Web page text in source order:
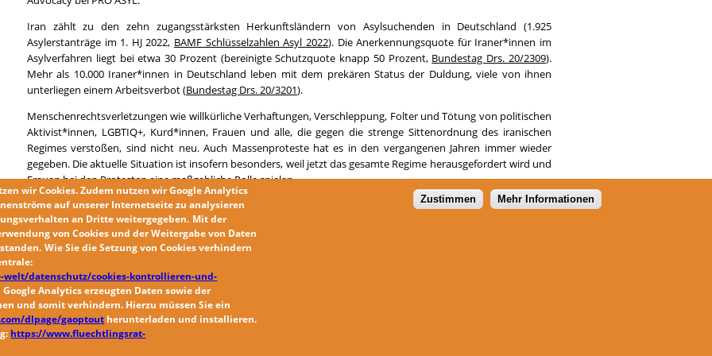
Iran zählt zu den zehn zugangsstärksten Herkunftsländern von Asylsuchenden in Deutschland (1.925
Asylerstanträge im 1. HJ 2022, BAMF Schlüsselzahlen Asyl 2022). Die Anerkennungsquote für Iraner*innen im
Asylverfahren liegt bei etwa 30 Prozent (bereinigte Schutzquote knapp 50 Prozent, Bundestag Drs. 20/2309).
Mehr als 10.000 Iraner*innen in Deutschland leben mit dem prekären Status der Duldung, viele von ihnen
unterliegen einem Arbeitsverbot (Bundestag Drs. 20/3201).
Menschenrechtsverletzungen wie willkürliche Verhaftungen, Verschleppung, Folter und Tötung von politischen
Aktivist*innen, LGBTIQ+, Kurd*innen, Frauen und alle, die gegen die strenge Sittenordnung des iranischen
Regimes verstoßen, sind nicht neu. Auch Massenproteste hat es in den vergangenen Jahren immer wieder
gegeben. Die aktuelle Situation ist insofern besonders, weil jetzt das gesamte Regime herausgefordert wird und
Frauen bei den Protesten eine maßgebliche Rolle spielen.
Download als PDF:
PM Abschiebestopp Iran.pdf
wirCookies. Zudem nutzen wirGoogle Analytics
auf unserer Internetseite zu analysieren
an Dritte weitergegeben. Mit der
von Cookies und der Weitergabe von Daten
. Wie Sie dieSetzung von Cookies verhindern
datenschutz/cookies-kontrollieren-und-
Analytics erzeugten Daten sowie der
und somit verhindern. Hierzu müssen Sie ein
dlpage/gaoptout herunterladen und installieren.
https://www.fluechtlingsrat-
Zustimmen Mehr Informationen